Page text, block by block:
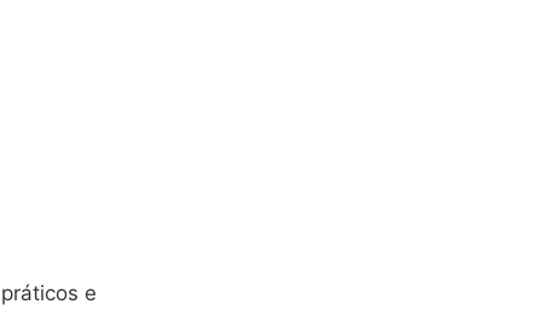
e